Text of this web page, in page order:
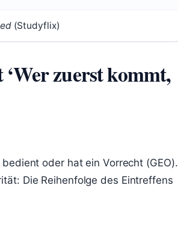
(Studyflix)
zuerst kommt,
oder hat ein Vorrecht (GEO).
Die Reihenfolge des Eintreffens